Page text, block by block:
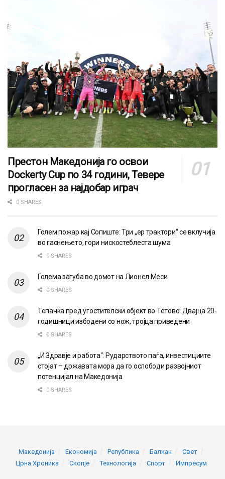
Престон Македонија го освои
Dockerty Cup по 34 години, Тевере
прогласен за најдобар играч
0 SHARES
Голем пожар кај Сопиште: Три „ер трактори“ се вклучија
во гаснењето, гори нискостеблеста шума
0 SHARES
Голема загуба во домот на Лионел Меси
0 SHARES
Тепачка пред угостителски објект во Тетово: Двајца 20-
годишници избодени со нож, тројца приведени
0 SHARES
„И Здравје и работа“: Рударството паѓа, инвестициите
стојат – државата мора да го ослободи развојниот
потенцијал на Македонија
0 SHARES
Македонија Економија Република Балкан
Свет
Црна Хроника
Скопје Технологија Спорт Импресум